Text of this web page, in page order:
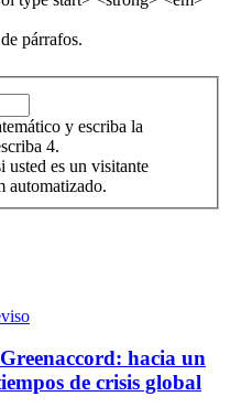
párrafos.
y escriba la
4.
usted es un visitante
automatizado.
hacia un
de crisis global